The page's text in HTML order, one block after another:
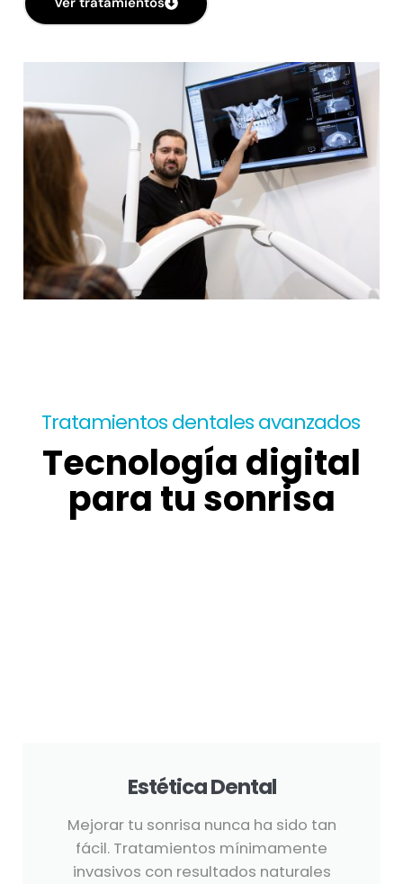
Tratamientos dentales avanzados
Tecnología digital
para tu sonrisa
Estética Dental
Mejorar tu sonrisa nunca ha sido tan
fácil. Tratamientos mínimamente
invasivos con resultados naturales